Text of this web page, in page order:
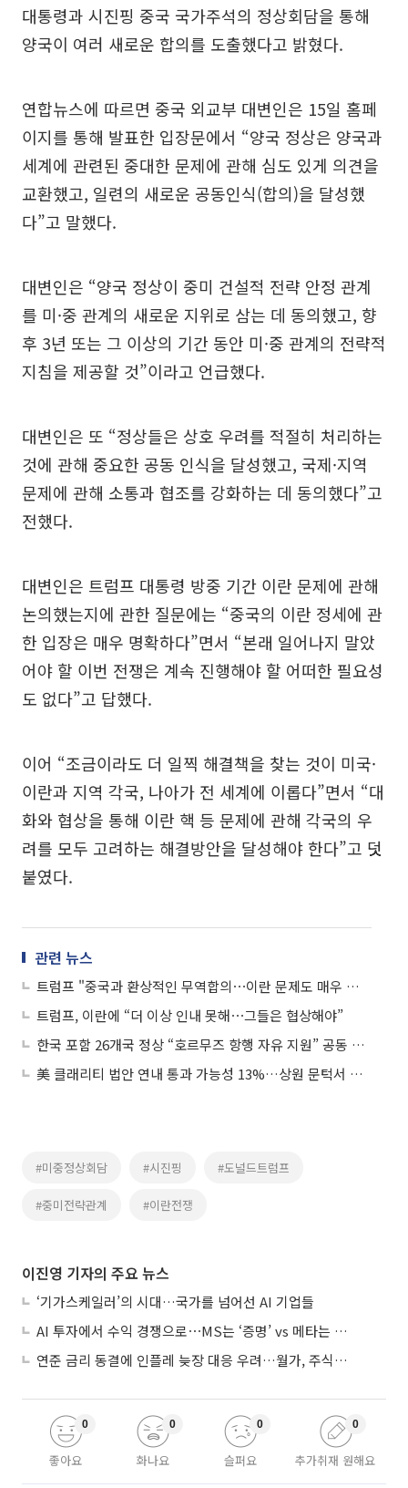
대통령과 시진핑 중국 국가주석의 정상회담을 통해
양국이 여러 새로운 합의를 도출했다고 밝혔다.
연합뉴스에 따르면 중국 외교부 대변인은 15일 홈페
이지를 통해 발표한 입장문에서 “양국 정상은 양국과
세계에 관련된 중대한 문제에 관해 심도 있게 의견을
교환했고, 일련의 새로운 공동인식(합의)을 달성했
다”고 말했다.
대변인은 “양국 정상이 중미 건설적 전략 안정 관계
를 미·중 관계의 새로운 지위로 삼는 데 동의했고, 향
후 3년 또는 그 이상의 기간 동안 미·중 관계의 전략적
지침을 제공할 것”이라고 언급했다.
대변인은 또 “정상들은 상호 우려를 적절히 처리하는
것에 관해 중요한 공동 인식을 달성했고, 국제·지역
문제에 관해 소통과 협조를 강화하는 데 동의했다”고
전했다.
대변인은 트럼프 대통령 방중 기간 이란 문제에 관해
논의했는지에 관한 질문에는 “중국의 이란 정세에 관
한 입장은 매우 명확하다”면서 “본래 일어나지 말았
어야 할 이번 전쟁은 계속 진행해야 할 어떠한 필요성
도 없다”고 답했다.
이어 “조금이라도 더 일찍 해결책을 찾는 것이 미국·
이란과 지역 각국, 나아가 전 세계에 이롭다”면서 “대
화와 협상을 통해 이란 핵 등 문제에 관해 각국의 우
려를 모두 고려하는 해결방안을 달성해야 한다”고 덧
붙였다.
관련 뉴스
트럼프 "중국과 환상적인 무역합의⋯이란 문제도 매우 공감"
트럼프, 이란에 “더 이상 인내 못해⋯그들은 협상해야”
한국 포함 26개국 정상 “호르무즈 항행 자유 지원” 공동 성명
美 클래리티 법안 연내 통과 가능성 13%…상원 문턱서 제동
#미중정상회담 #시진핑 #도널드트럼프
#중미전략관계 #이란전쟁
이진영 기자의 주요 뉴스
‘기가스케일러’의 시대…국가를 넘어선 AI 기업들
AI 투자에서 수익 경쟁으로⋯MS는 ‘증명’ vs 메타는 ‘숙제’
연준 금리 동결에 인플레 늦장 대응 우려…월가, 주식도 채권도 던졌다
좋아요
0
화나요
0
슬퍼요
0
추가취재 원해요
0